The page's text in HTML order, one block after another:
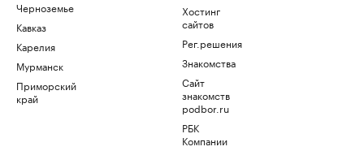
Черноземье
Кавказ
Карелия
Мурманск
Приморский
край
Хостинг
сайтов
Рег.решения
Знакомства
Сайт
знакомств
podbor.ru
РБК
Компании